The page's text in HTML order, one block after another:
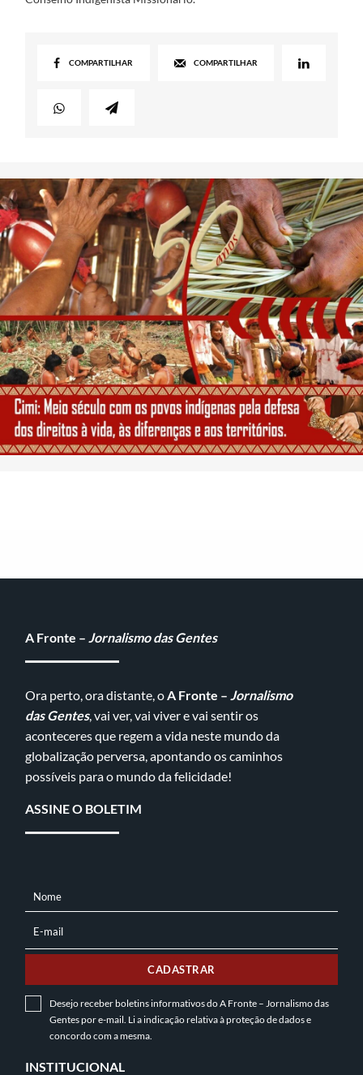
COMPARTILHAR COMPARTILHAR
A Fronte – Jornalismo das Gentes
Ora perto, ora distante, oA Fronte – Jornalismo
das Gentes, vai ver, vai viver e vai sentir os
aconteceres que regem a vida neste mundo da
globalização perversa, apontando os caminhos
possíveis para o mundo da felicidade!
ASSINE O BOLETIM
NOME
Nome
MAIL
E-mail
CADASTRAR
Desejo receber boletins informativos do A Fronte – Jornalismo das
Gentes por e-mail. Li a indicação relativa àproteção de dadose
concordo com a mesma.
INSTITUCIONAL